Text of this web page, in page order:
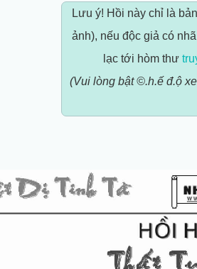
Lưu ý! Hồi này chỉ là
ảnh), nếu độc giả có
lạc tới hòm thư
(Vui lòng bật ©.h.ế đ.ộ